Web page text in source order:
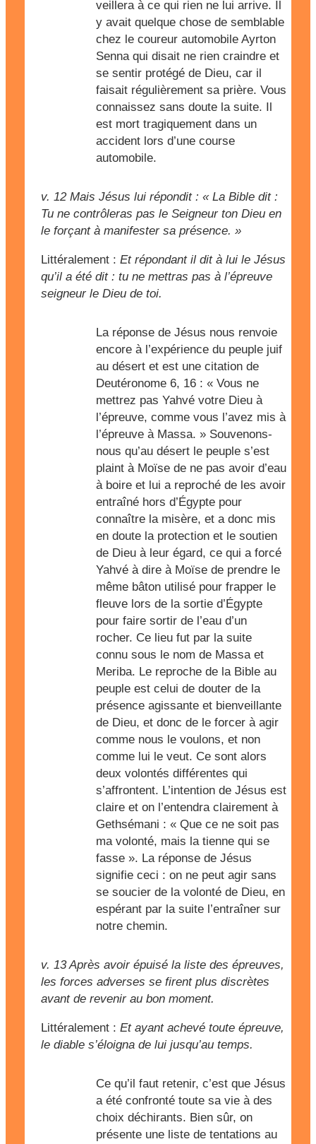
veillera à ce qui rien ne lui arrive. Il
y avait quelque chose de semblable
chez le coureur automobile Ayrton
Senna qui disait ne rien craindre et
se sentir protégé de Dieu, car il
faisait régulièrement sa prière. Vous
connaissez sans doute la suite. Il
est mort tragiquement dans un
accident lors d’une course
automobile.
v. 12Mais Jésus lui répondit : « La Bible dit :
Tu ne contrôleras pas le Seigneur ton Dieu en
le forçant à manifester sa présence. »
Littéralement : Et répondant il dit à lui le Jésus
qu’il a été dit : tu ne mettras pas à l’épreuve
seigneur le Dieu de toi.
La réponse de Jésus nous renvoie
encore à l’expérience du peuple juif
au désert et est une citation de
Deutéronome 6, 16 : « Vous ne
mettrez pas Yahvé votre Dieu à
l’épreuve, comme vous l’avez mis à
l’épreuve à Massa. » Souvenons-
nous qu’au désert le peuple s’est
plaint à Moïse de ne pas avoir d’eau
à boire et lui a reproché de les avoir
entraîné hors d’Égypte pour
connaître la misère, et a donc mis
en doute la protection et le soutien
de Dieu à leur égard, ce qui a forcé
Yahvé à dire à Moïse de prendre le
même bâton utilisé pour frapper le
fleuve lors de la sortie d’Égypte
pour faire sortir de l’eau d’un
rocher. Ce lieu fut par la suite
connu sous le nom de Massa et
Meriba. Le reproche de la Bible au
peuple est celui de douter de la
présence agissante et bienveillante
de Dieu, et donc de le forcer à agir
comme nous le voulons, et non
comme lui le veut. Ce sont alors
deux volontés différentes qui
s’affrontent. L’intention de Jésus est
claire et on l’entendra clairement à
Gethsémani : « Que ce ne soit pas
ma volonté, mais la tienne qui se
fasse ». La réponse de Jésus
signifie ceci : on ne peut agir sans
se soucier de la volonté de Dieu, en
espérant par la suite l’entraîner sur
notre chemin.
v. 13Après avoir épuisé la liste des épreuves,
les forces adverses se firent plus discrètes
avant de revenir au bon moment.
Littéralement : Et ayant achevé toute épreuve,
le diable s’éloigna de lui jusqu’au temps.
Ce qu’il faut retenir, c’est que Jésus
a été confronté toute sa vie à des
choix déchirants. Bien sûr, on
présente une liste de tentations au